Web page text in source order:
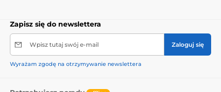
Zapisz się do newslettera
Wpisz tutaj swój e-mail Zaloguj się
Wyrażam zgodę na otrzymywanie newslettera